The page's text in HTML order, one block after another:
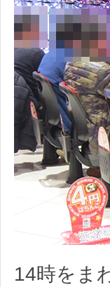
14時をま